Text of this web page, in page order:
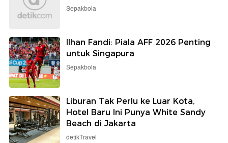
Sepakbola
Ilhan Fandi: Piala AFF 2026 Penting
untuk Singapura
Sepakbola
Liburan Tak Perlu ke Luar Kota,
Hotel Baru Ini Punya White Sandy
Beach di Jakarta
detikTravel